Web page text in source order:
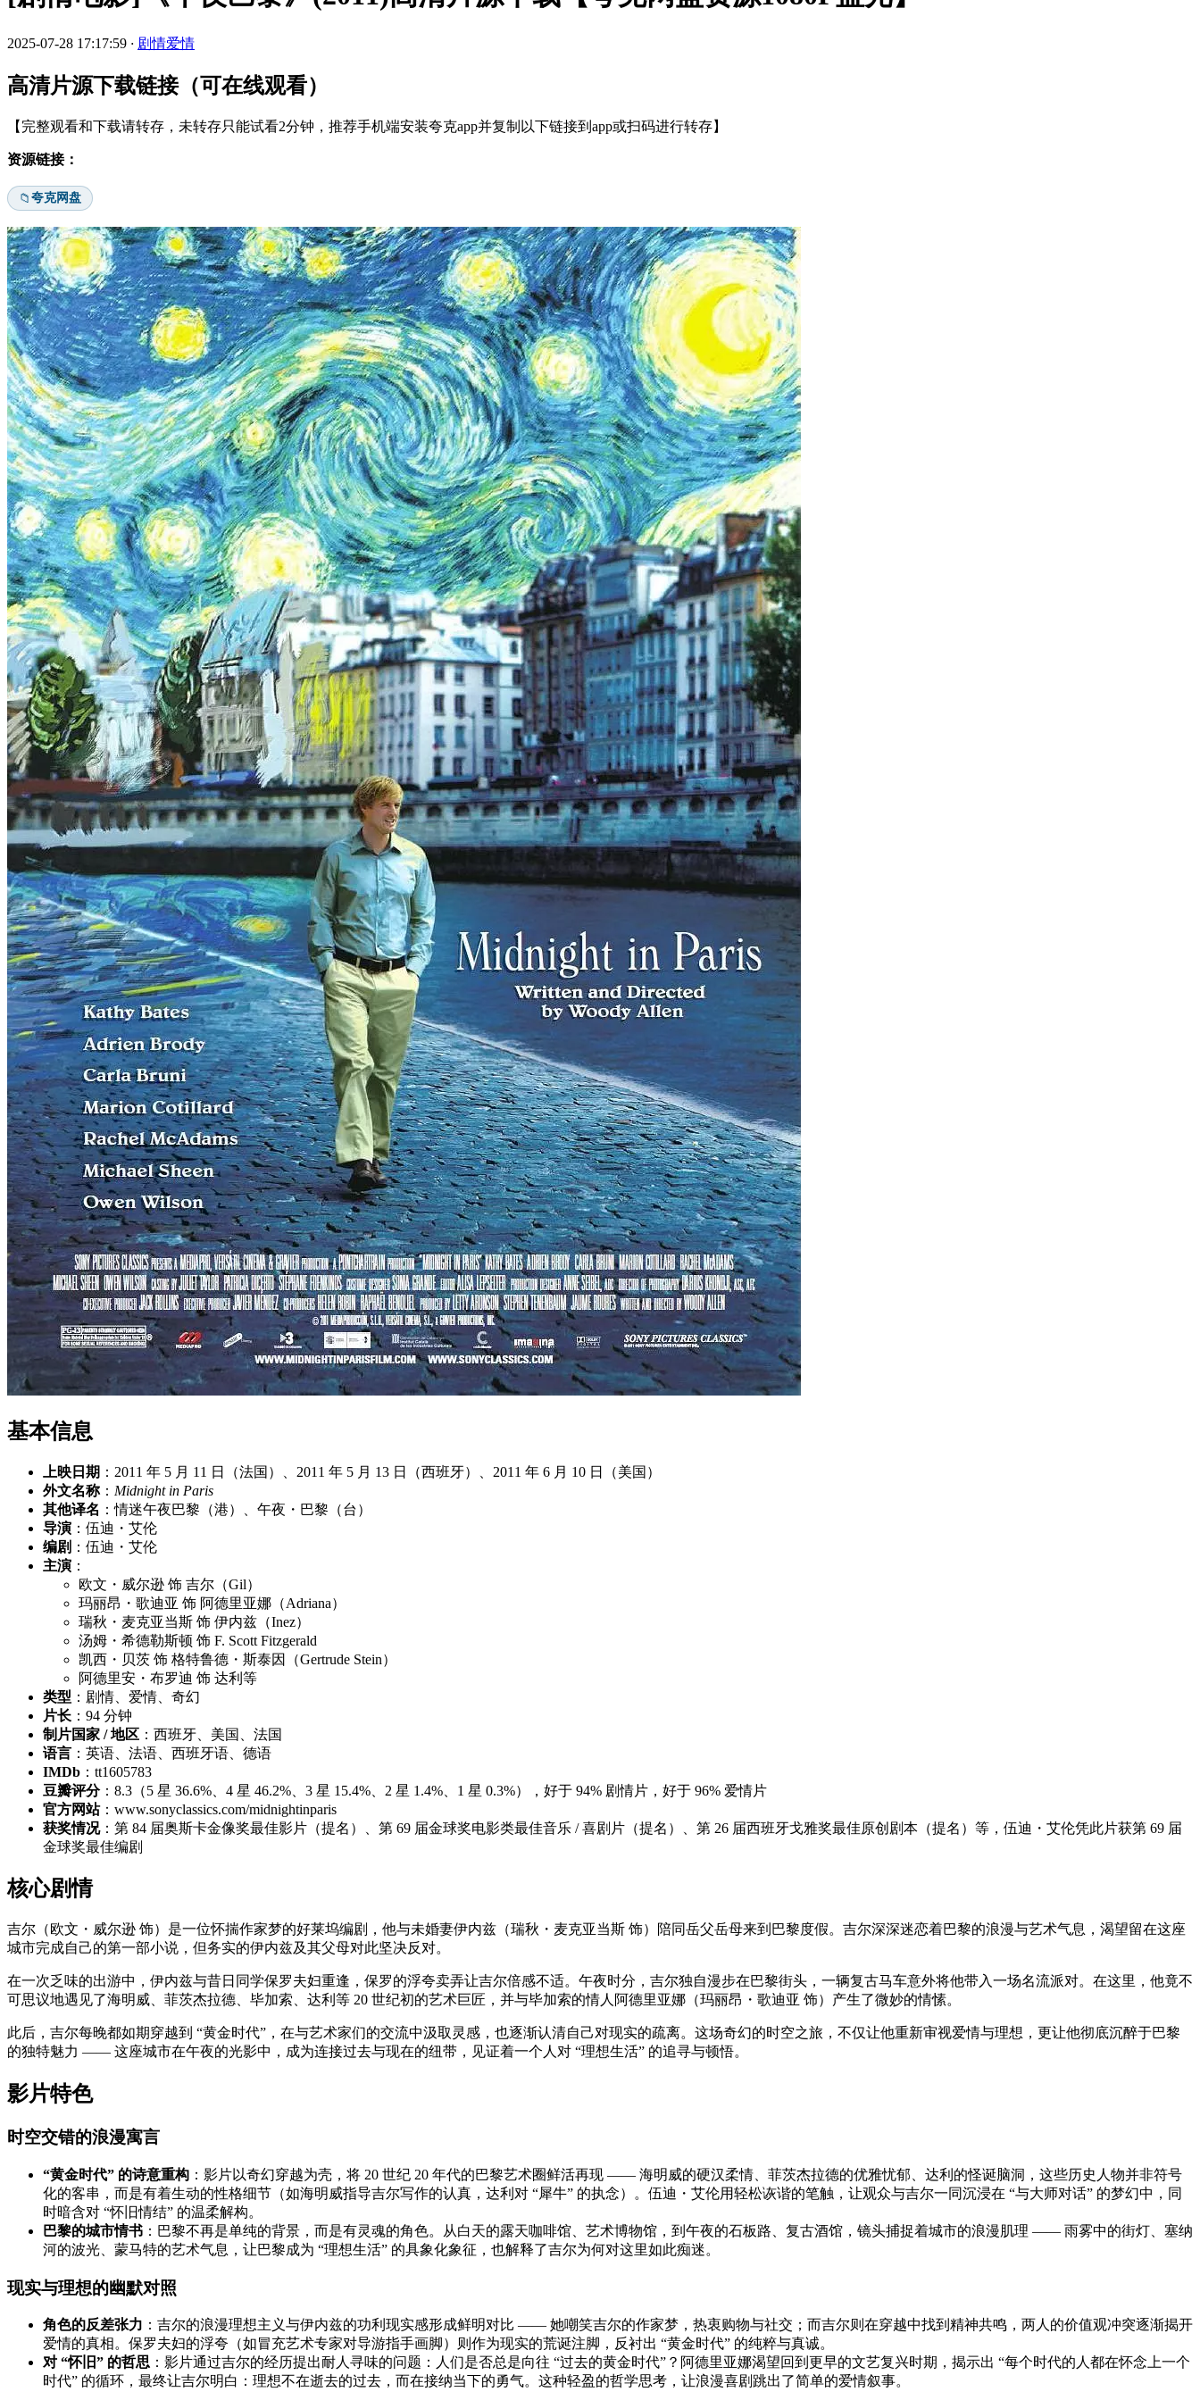
2025-07-28 17:17:59 · 剧情爱情
高清片源下载链接（可在线观看）
【完整观看和下载请转存，未转存只能试看2分钟，推荐手机端安装夸克app并复制以下链接到app或扫码进行转存】
资源链接：
📁夸克网盘
基本信息
上映日期 ：2011 年 5 月 11 日（法国）、2011 年 5 月 13 日（西班牙）、2011 年 6 月 10 日（美国）
外文名称： Midnight in Paris
其他译名 ：情迷午夜巴黎（港）、午夜・巴黎（台）
导演 ：伍迪・艾伦
编剧 ：伍迪・艾伦
主演 ：
欧文・威尔逊 饰 吉尔（Gil）
玛丽昂・歌迪亚 饰 阿德里亚娜（Adriana）
瑞秋・麦克亚当斯 饰 伊内兹（Inez）
汤姆・希德勒斯顿 饰 F. Scott Fitzgerald
凯西・贝茨 饰 格特鲁德・斯泰因（Gertrude Stein）
阿德里安・布罗迪 饰 达利等
类型 ：剧情、爱情、奇幻
片长 ：94 分钟
制片国家 / 地区 ：西班牙、美国、法国
语言 ：英语、法语、西班牙语、德语
IMDb ：tt1605783
豆瓣评分：8.3（5 星 36.6%、4 星 46.2%、3 星 15.4%、2 星 1.4%、1 星 0.3%），好于 94% 剧情片，好于 96% 爱情片
官方网站：www.sonyclassics.com/midnightinparis
获奖情况：第 84 届奥斯卡金像奖最佳影片（提名）、第 69 届金球奖电影类最佳音乐 / 喜剧片（提名）、第 26 届西班牙戈雅奖最佳原创剧本（提名）等，伍迪・艾伦凭此片获第 69 届
金球奖最佳编剧
核心剧情
吉尔（欧文・威尔逊 饰）是一位怀揣作家梦的好莱坞编剧，他与未婚妻伊内兹（瑞秋・麦克亚当斯 饰）陪同岳父岳母来到巴黎度假。吉尔深深迷恋着巴黎的浪漫与艺术气息，渴望留在这座
城市完成自己的第一部小说，但务实的伊内兹及其父母对此坚决反对。
在一次乏味的出游中，伊内兹与昔日同学保罗夫妇重逢，保罗的浮夸卖弄让吉尔倍感不适。午夜时分，吉尔独自漫步在巴黎街头，一辆复古马车意外将他带入一场名流派对。在这里，他竟不
可思议地遇见了海明威、菲茨杰拉德、毕加索、达利等 20 世纪初的艺术巨匠，并与毕加索的情人阿德里亚娜（玛丽昂・歌迪亚 饰）产生了微妙的情愫。
此后，吉尔每晚都如期穿越到 “黄金时代”，在与艺术家们的交流中汲取灵感，也逐渐认清自己对现实的疏离。这场奇幻的时空之旅，不仅让他重新审视爱情与理想，更让他彻底沉醉于巴黎
的独特魅力 —— 这座城市在午夜的光影中，成为连接过去与现在的纽带，见证着一个人对 “理想生活” 的追寻与顿悟。
影片特色
时空交错的浪漫寓言
“黄金时代” 的诗意重构 ：影片以奇幻穿越为壳，将 20 世纪 20 年代的巴黎艺术圈鲜活再现 —— 海明威的硬汉柔情、菲茨杰拉德的优雅忧郁、达利的怪诞脑洞，这些历史人物并非符号
化的客串，而是有着生动的性格细节（如海明威指导吉尔写作的认真，达利对 “犀牛” 的执念）。伍迪・艾伦用轻松诙谐的笔触，让观众与吉尔一同沉浸在 “与大师对话” 的梦幻中，同
时暗含对 “怀旧情结” 的温柔解构。
巴黎的城市情书 ：巴黎不再是单纯的背景，而是有灵魂的角色。从白天的露天咖啡馆、艺术博物馆，到午夜的石板路、复古酒馆，镜头捕捉着城市的浪漫肌理 —— 雨雾中的街灯、塞纳
河的波光、蒙马特的艺术气息，让巴黎成为 “理想生活” 的具象化象征，也解释了吉尔为何对这里如此痴迷。
现实与理想的幽默对照
角色的反差张力 ：吉尔的浪漫理想主义与伊内兹的功利现实感形成鲜明对比 —— 她嘲笑吉尔的作家梦，热衷购物与社交；而吉尔则在穿越中找到精神共鸣，两人的价值观冲突逐渐揭开
爱情的真相。保罗夫妇的浮夸（如冒充艺术专家对导游指手画脚）则作为现实的荒诞注脚，反衬出 “黄金时代” 的纯粹与真诚。
对 “怀旧” 的哲思 ：影片通过吉尔的经历提出耐人寻味的问题：人们是否总是向往 “过去的黄金时代”？阿德里亚娜渴望回到更早的文艺复兴时期，揭示出 “每个时代的人都在怀念上一个
时代” 的循环，最终让吉尔明白：理想不在逝去的过去，而在接纳当下的勇气。这种轻盈的哲学思考，让浪漫喜剧跳出了简单的爱情叙事。